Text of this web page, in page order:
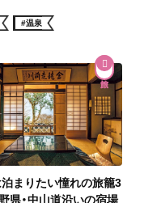
#温泉
まりたい憧れの旅籠3
県・中山道沿いの宿場